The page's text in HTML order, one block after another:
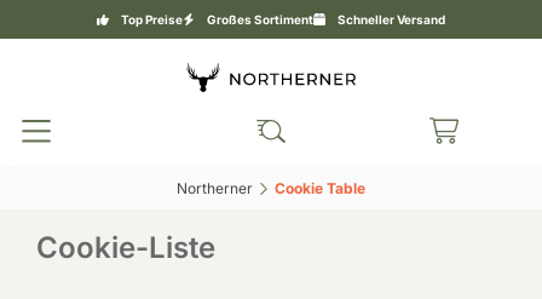
Top Preise Großes Sortiment Schneller Versand
Northerner‎ Cookie Table‎
Cookie-Liste